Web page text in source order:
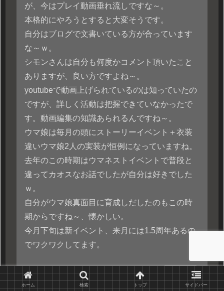
が、今はプレイ動画垂れ流しですな～。
本格的にやろうとすると大変そうです。
自分はブログで文書いている方が合っています
な～ｗ。
シモンさんは自分も何度かコメント頂いたこと
ありますが、良い方ですよね～。
youtubeで動画上げられているのは知っていたの
ですが、詳しく活動は把握できていなかったで
す。動画編集の知識あられるんですね～。
ウマ娘は毎月の頭にストーリーイベント＋衣装
違いウマ娘2人の実装が恒例になっていますね。
去年のこの時期はウマネストイベントで普段と
違ってカオスなお話でしたが自分は好きでした
ｗ。
自分がウマ娘真面目に育成しだしたのもこの時
期からですね～、懐かしい。
今月下旬は新イベント、来月には1.5周年あるの
でワクワクしてます。
返信
ホーム 検索 トップ サイドバー